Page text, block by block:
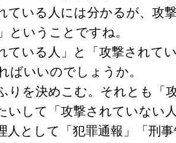
ている人には分かるが、攻
ということですね。
ている人」と「攻撃されて
ばいいのでしょうか。
りを決めこむ。それとも「
いして「攻撃されていない
人として「犯罪通報」「刑